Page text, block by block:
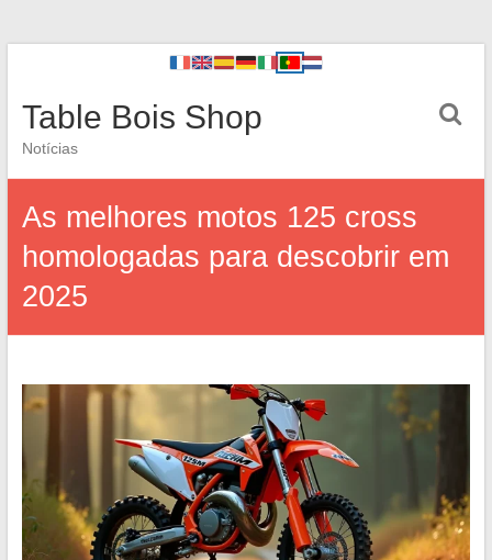
Table Bois Shop
Notícias
As melhores motos 125 cross
homologadas para descobrir em
2025